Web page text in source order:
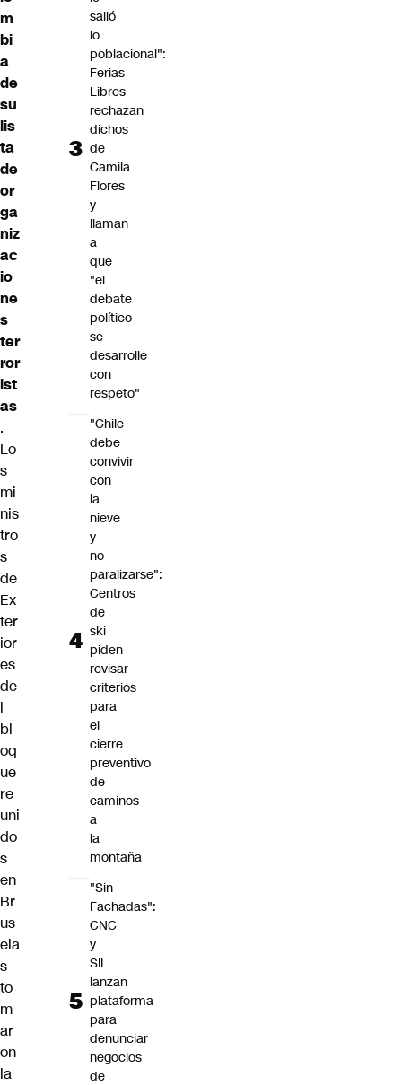
m
bi
a
de
su
lis
ta
de
or
ga
niz
ac
io
ne
s
ter
ror
ist
as
.
Lo
s
mi
nis
tro
s
de
Ex
ter
ior
es
de
l
bl
oq
ue
re
uni
do
s
en
Br
us
ela
s
to
m
ar
on
la
salió
lo
poblacional":
Ferias
Libres
rechazan
dichos
de
Camila
Flores
y
llaman
a
que
"el
debate
político
se
desarrolle
con
respeto"
"Chile
debe
convivir
con
la
nieve
y
no
paralizarse":
Centros
de
ski
piden
revisar
criterios
para
el
cierre
preventivo
de
caminos
a
la
montaña
"Sin
Fachadas":
CNC
y
SII
lanzan
plataforma
para
denunciar
negocios
de